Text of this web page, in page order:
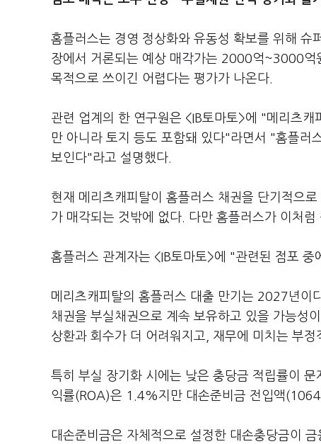
홈플러스는 경영 정상화와 유동성 확보를 위해 슈
장에서 거론되는 예상 매각가는 2000억~3000억
목적으로 쓰이긴 어렵다는 평가가 나온다.
관련 업계의 한 연구원은 <IB토마토>에 "메리츠
만 아니라 토지 등도 포함돼 있다"라면서 "홈플러
보인다"라고 설명했다.
현재 메리츠캐피탈이 홈플러스 채권을 단기적으
가 매각되는 것밖에 없다. 다만 홈플러스가 이처
홈플러스 관계자는 <IB토마토>에 "관련된 점포 중
메리츠캐피탈의 홈플러스 대출 만기는 2027년이
채권을 부실채권으로 계속 보유하고 있을 가능성
상환과 회수가 더 어려워지고, 재무에 미치는 부정
특히 부실 장기화 시에는 낮은 충당금 적립률이
익률(ROA)은 1.4%지만 대손준비금 전입액
대손준비금은 자체적으로 설정한 대손충당금이